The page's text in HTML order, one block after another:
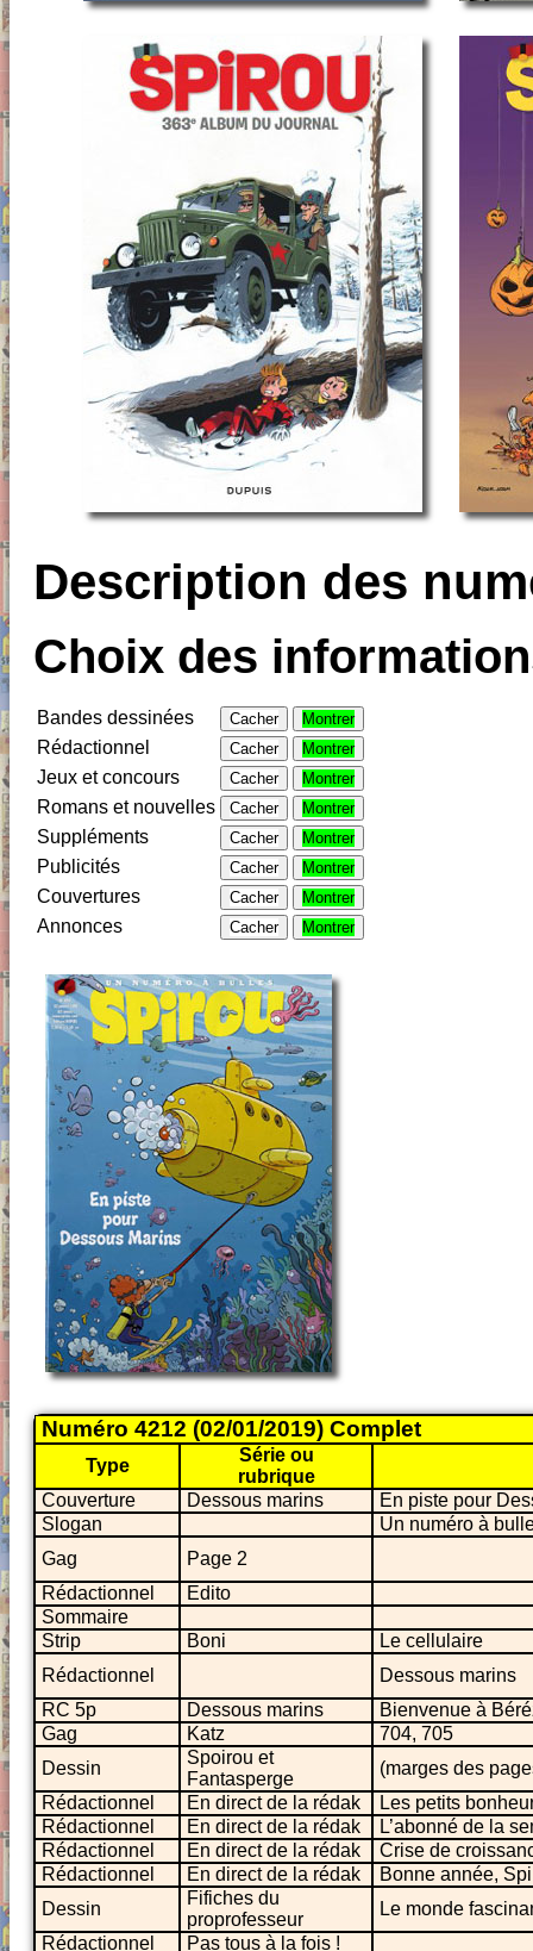
Description des
Choix des
Bandes dessinées Cacher Montrer
Rédactionnel Cacher Montrer
Jeux et concours Cacher Montrer
Romans et nouvelles Cacher Montrer
Suppléments Cacher Montrer
Publicités Cacher Montrer
Couvertures Cacher Montrer
Annonces Cacher Montrer
Numéro 4212 (02/01/2019) Complet
Type
Série ou
rubrique
Couverture
Dessous marins
En piste pour
Slogan
Un numéro à
Gag
Page 2
Rédactionnel
Edito
Sommaire
Strip
Boni
Le cellulaire
Rédactionnel
Dessous marins
RC 5p
Dessous marins
Bienvenue à
Gag
Katz
704, 705
Dessin
Spoirou et
Fantasperge
(marges des
Rédactionnel
En direct de la rédak
Les petits
Rédactionnel
En direct de la rédak
L’abonné de la
Rédactionnel
En direct de la rédak
Crise de
Rédactionnel
En direct de la rédak
Bonne année,
Dessin
Fifiches du
proprofesseur
Le monde
Rédactionnel
Pas tous à la fois !